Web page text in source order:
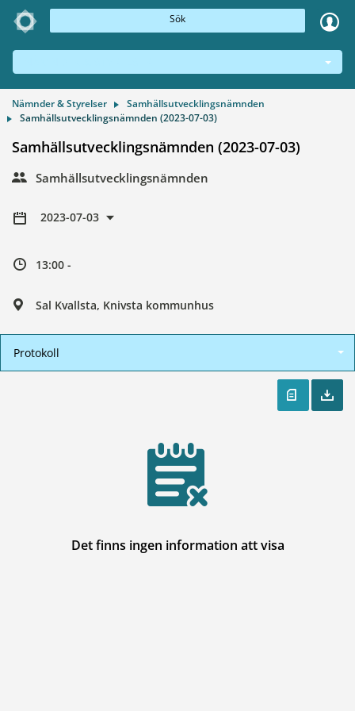
Sök
Nämnder & Styrelser
Samhällsutvecklingsnämnden
Samhällsutvecklingsnämnden (2023-07-03)
Samhällsutvecklingsnämnden (2023-07-03)
Samhällsutvecklingsnämnden
2023-07-03
13:00 -
Sal Kvallsta, Knivsta kommunhus
Protokoll
Det finns ingen information att visa